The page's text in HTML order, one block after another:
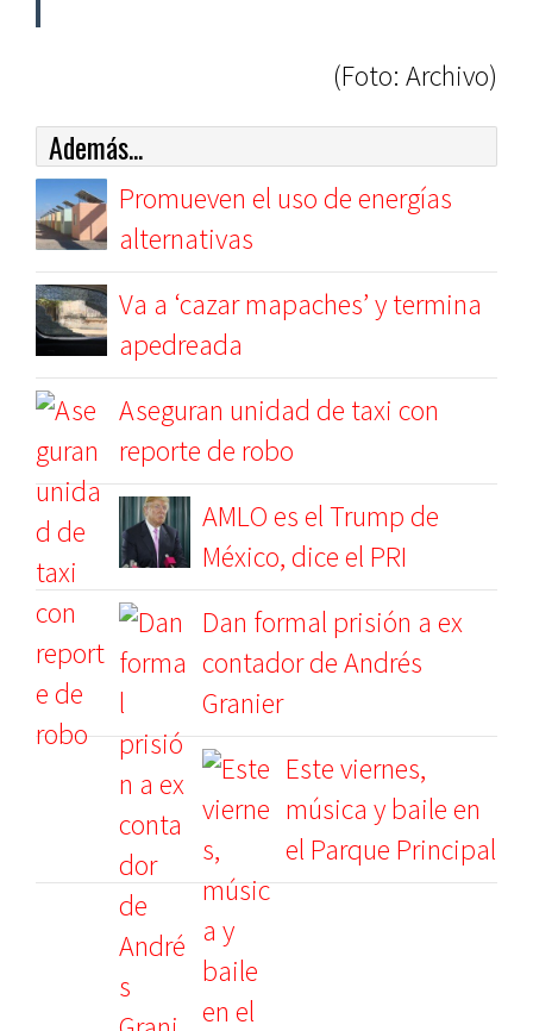
(Foto: Archivo)
Además...
Promueven el uso de energías
alternativas
Va a ‘cazar mapaches’ y termina
apedreada
Aseguran unidad de taxi con
reporte de robo
AMLO es el Trump de
México, dice el PRI
Dan formal prisión a ex
contador de Andrés
Granier
Este viernes,
música y baile en
el Parque Principal